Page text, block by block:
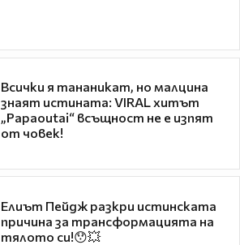
Всички я тананикат, но малцина
знаят истината: VIRAL хитът
„Papaoutai“ всъщност не е изпят
от човек!
Елиът Пейдж разкри истинската
причина за трансформацията на
тялото си!😯💥